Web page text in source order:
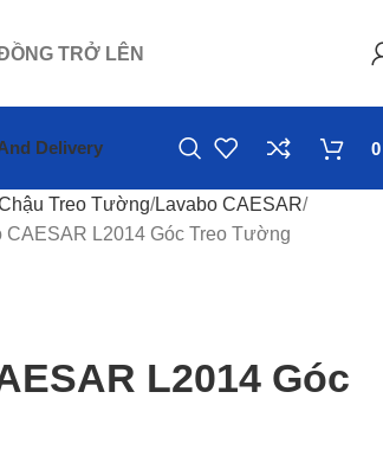
TRỞ LÊN
Delivery
Treo Tường Lavabo CAESAR
L2014 Góc Treo Tường
L2014 Góc